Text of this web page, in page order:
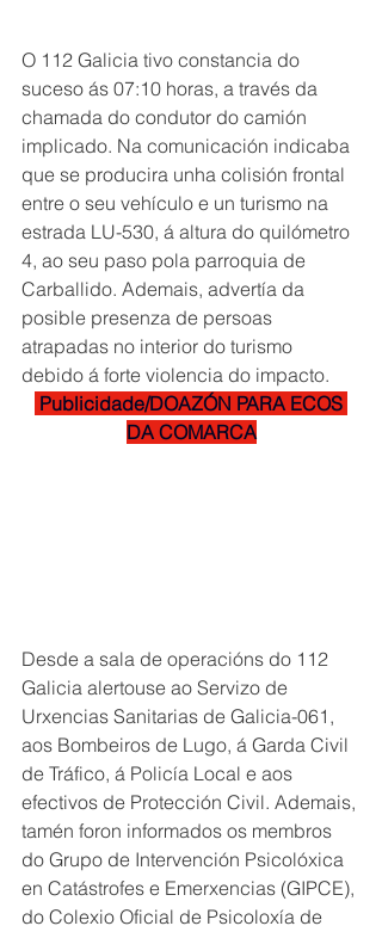
O 112 Galicia tivo constancia do
suceso ás 07:10 horas, a través da
chamada do condutor do camión
implicado. Na comunicación indicaba
que se producira unha colisión frontal
entre o seu vehículo e un turismo na
estrada LU-530, á altura do quilómetro
4, ao seu paso pola parroquia de
Carballido. Ademais, advertía da
posible presenza de persoas
atrapadas no interior do turismo
debido á forte violencia do impacto.
Publicidade/DOAZÓN PARA ECOS
DA COMARCA
Desde a sala de operacións do 112
Galicia alertouse ao Servizo de
Urxencias Sanitarias de Galicia-061,
aos Bombeiros de Lugo, á Garda Civil
de Tráfico, á Policía Local e aos
efectivos de Protección Civil. Ademais,
tamén foron informados os membros
do Grupo de Intervención Psicolóxica
en Catástrofes e Emerxencias (GIPCE),
do Colexio Oficial de Psicoloxía de